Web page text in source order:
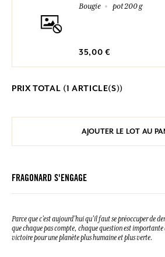
Bougie
pot 200 g
35,00 €
PRIX TOTAL (1 ARTICLE(S))
AJOUTER LE LOT AU
FRAGONARD S'ENGAGE
Parce que c’est aujourd’hui qu’il faut se préoccuper de
que chaque pas compte, chaque question est importante
victoire pour une planète plus humaine et plus verte.